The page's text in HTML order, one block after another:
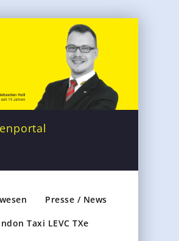
Presse / News
Taxi LEVC TXe